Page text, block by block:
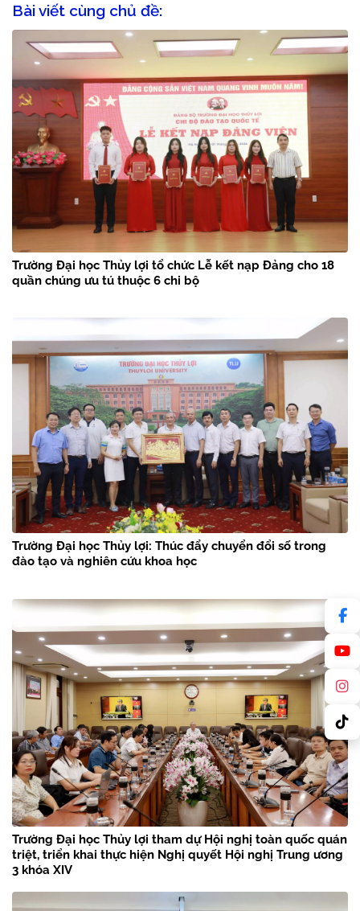
Bài viết cùng chủ đề:
Trường Đại học Thủy lợi tổ chức Lễ kết nạp Đảng cho 18
quần chúng ưu tú thuộc 6 chi bộ
Trường Đại học Thủy lợi: Thúc đẩy chuyển đổi số trong
đào tạo và nghiên cứu khoa học
Trường Đại học Thủy lợi tham dự Hội nghị toàn quốc quán
triệt, triển khai thực hiện Nghị quyết Hội nghị Trung ương
3 khóa XIV